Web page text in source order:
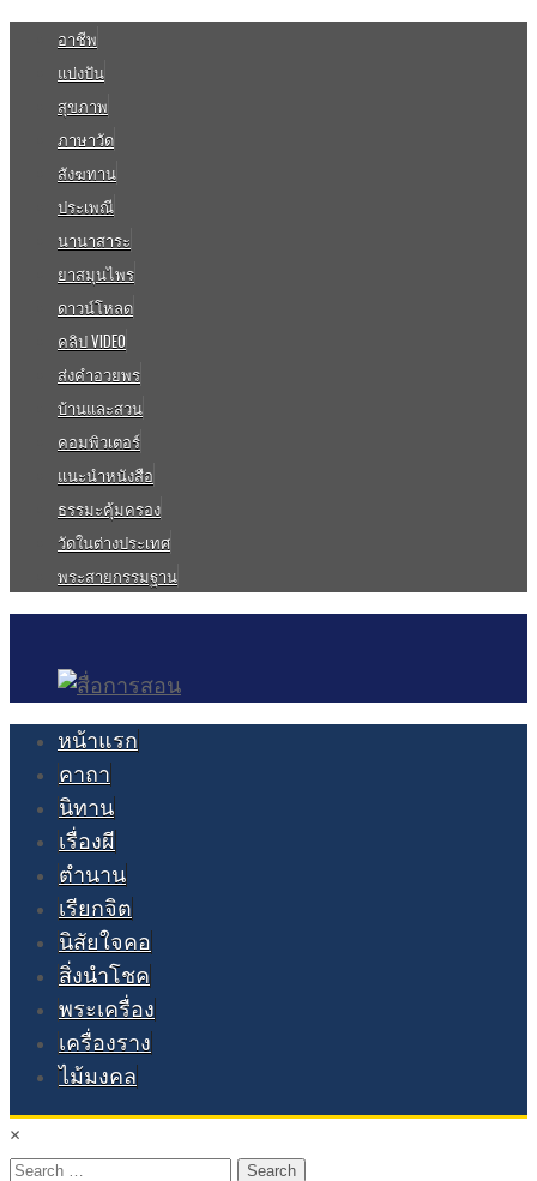
อาชีพ
แบ่งปัน
สุขภาพ
ภาษาวัด
สังฆทาน
ประเพณี
นานาสาระ
ยาสมุนไพร
ดาวน์โหลด
คลิป VIDEO
ส่งคำอวยพร
บ้านและสวน
คอมพิวเตอร์
แนะนำหนังสือ
ธรรมะคุ้มครอง
วัดในต่างประเทศ
พระสายกรรมฐาน
หน้าแรก
คาถา
นิทาน
เรื่องผี
ตำนาน
เรียกจิต
นิสัยใจคอ
สิ่งนำโชค
พระเครื่อง
เครื่องราง
ไม้มงคล
×
Search